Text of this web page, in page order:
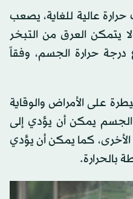
عالية للغاية، يصعب
يتمكن العرق من التبخر
درجة حرارة الجسم، وفقاً
على الأمراض والوقاية
الجسم يمكن أن يؤدي إلى
الأخرى، كما يمكن أن يؤدي
بالحرارة.